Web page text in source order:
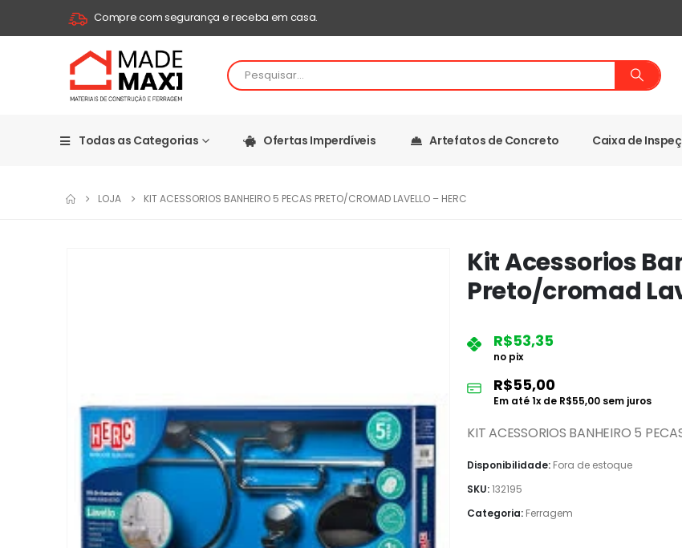
Compre com segurança e receba em casa.
Todas as Categorias Ofertas Imperdíveis Artefatos de Concreto Caixa de
LOJA KIT ACESSORIOS BANHEIRO 5 PECAS PRETO/CROMAD LAVELLO – HERC
Kit Acessorios
Preto/cromad
R$53,35
no pix
R$55,00
Em até1x de R$55,00 sem juros
KIT ACESSORIOS BANHEIRO 5
Disponibilidade: Fora de estoque
SKU:132195
Categoria: Ferragem